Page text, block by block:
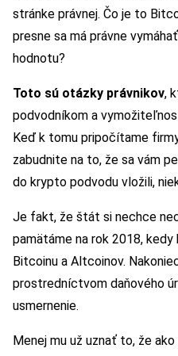
stránke právnej. Čo je to
presne sa má právne
hodnotu?
Toto sú otázky právnikov,
podvodníkom a
Keď k tomu pripočítame
zabudnite na to, že sa vám
do krypto podvodu vložili,
Je fakt, že štát si nechce
pamätáme na rok 2018,
Bitcoinu a Altcoinov.
prostredníctvom daňového
usmernenie.
Menej mu už uznať to, že